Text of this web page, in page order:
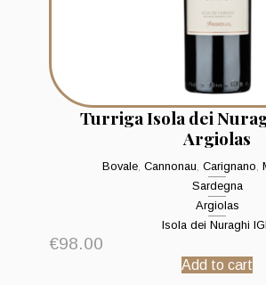
Turriga Isola dei
Argiolas
Bovale, Cannonau, Carignano,
Sardegna
Argiolas
Isola dei Nuraghi
€98.00
Add to cart